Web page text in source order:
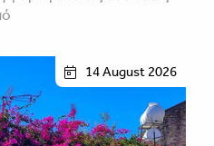
14 August 2026